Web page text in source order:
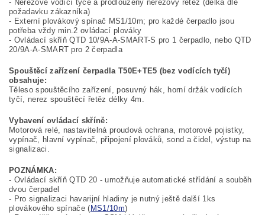
- Nerezové vodící tyče a prodloužený nerezový řetěz (délka dle
požadavku zákazníka)
- Externí plovákový spínač MS1/10m; pro každé čerpadlo jsou
potřeba vždy min.2 ovládací plováky
- Ovládací skříň QTD 10/9A-A-SMART-S pro 1 čerpadlo, nebo QTD
20/9A-A-SMART pro 2 čerpadla
Spouštěcí zařízení čerpadla T50E+TE5 (bez vodících tyčí)
obsahuje:
Těleso spouštěcího zařízení, posuvný hák, horní držák vodících
tyčí, nerez spouštěcí řetěz délky 4m.
Vybavení ovládací skříně:
Motorová relé, nastavitelná proudová ochrana, motorové pojistky,
vypínač, hlavní vypínač, připojení plováků, sond a čidel, výstup na
signalizaci.
POZNÁMKA:
- Ovládací skříň QTD 20 - umožňuje automatické střídání a souběh
dvou čerpadel
- Pro signalizaci havarijní hladiny je nutný ještě další 1ks
plovákového spínače ( MS1/10m)